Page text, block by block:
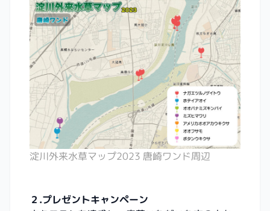
淀川外来水草マップ2023 唐崎ワンド周辺
２.プレゼントキャンペーン